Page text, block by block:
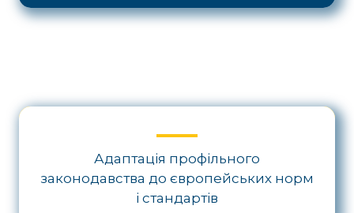
Адаптація профільного
законодавства до європейських норм
і стандартів